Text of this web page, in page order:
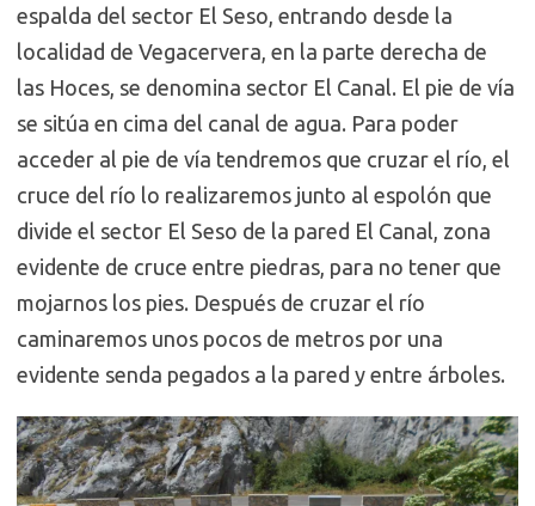
espalda del sector El Seso, entrando desde la
localidad de Vegacervera, en la parte derecha de
las Hoces, se denomina sector El Canal. El pie de vía
se sitúa en cima del canal de agua. Para poder
acceder al pie de vía tendremos que cruzar el río, el
cruce del río lo realizaremos junto al espolón que
divide el sector El Seso de la pared El Canal, zona
evidente de cruce entre piedras, para no tener que
mojarnos los pies. Después de cruzar el río
caminaremos unos pocos de metros por una
evidente senda pegados a la pared y entre árboles.